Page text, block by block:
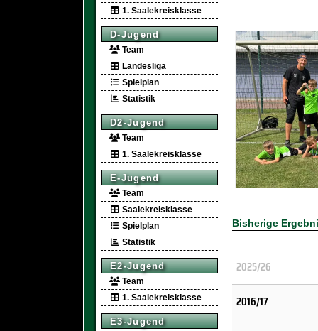
1. Saalekreisklasse
D-Jugend
Team
Landesliga
Spielplan
Statistik
D2-Jugend
Team
1. Saalekreisklasse
E-Jugend
Team
Saalekreisklasse
Spielplan
Statistik
E2-Jugend
Team
1. Saalekreisklasse
E3-Jugend
Bisherige
2025/26
2016/17